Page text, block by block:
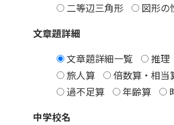
二等辺三角形
図形の
文章題詳細
文章題詳細一覧
推理
旅人算
倍数算・相当
過不足算
年齢算
中学校名